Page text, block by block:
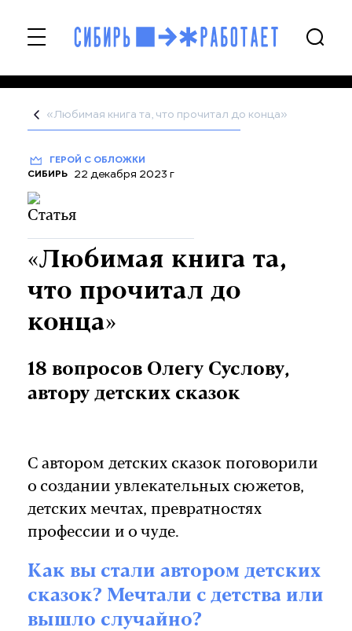
«Любимая книга та, что прочитал до конца»
ГЕРОЙ С ОБЛОЖКИ
СИБИРЬ 22 декабря 2023 г
«Любимая книга та,
что прочитал до
конца»
18 вопросов Олегу Суслову,
автору детских сказок
С автором детских сказок поговорили
о создании увлекательных сюжетов,
детских мечтах, превратностях
профессии и о чуде.
Как вы стали автором детских
сказок? Мечтали с детства или
вышло случайно?